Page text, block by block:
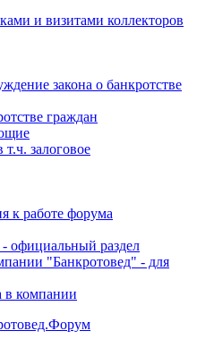
и визитами коллекторов
закона о банкротстве
граждан
залоговое
к работе форума
официальный раздел
"Банкротовед" - для
в компании